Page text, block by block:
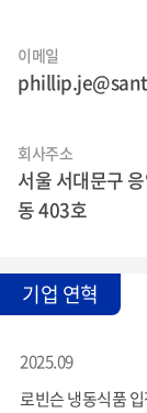
이메일
회사주소
서울 서대문구
동 403호
기업 연혁
2025.09
로빈슨 냉동식품